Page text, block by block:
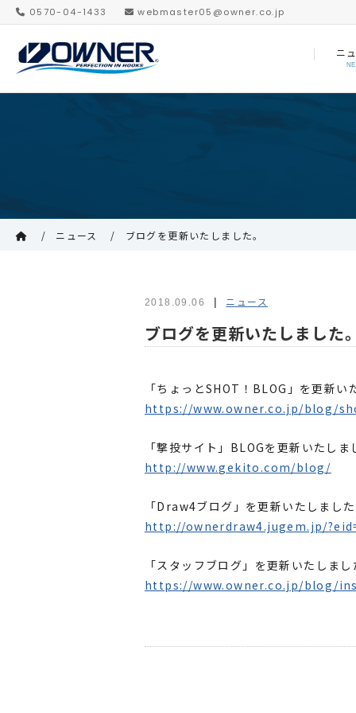
0570-04-1433 webmaster05@owner.co.jp
ニ
ニュース ブログを更新いたしました。
2018.09.06 ニュース
ブログを更新いたしました
「ちょっとSHOT！BLOG」を更新い
https://www.owner.co.jp/blog/
「撃投サイト」BLOGを更新いたしま
http://www.gekito.com/blog/
「Draw4ブログ」を更新いたしまし
http://ownerdraw4.jugem.jp/
「スタッフブログ」を更新いたしまし
https://www.owner.co.jp/blog/